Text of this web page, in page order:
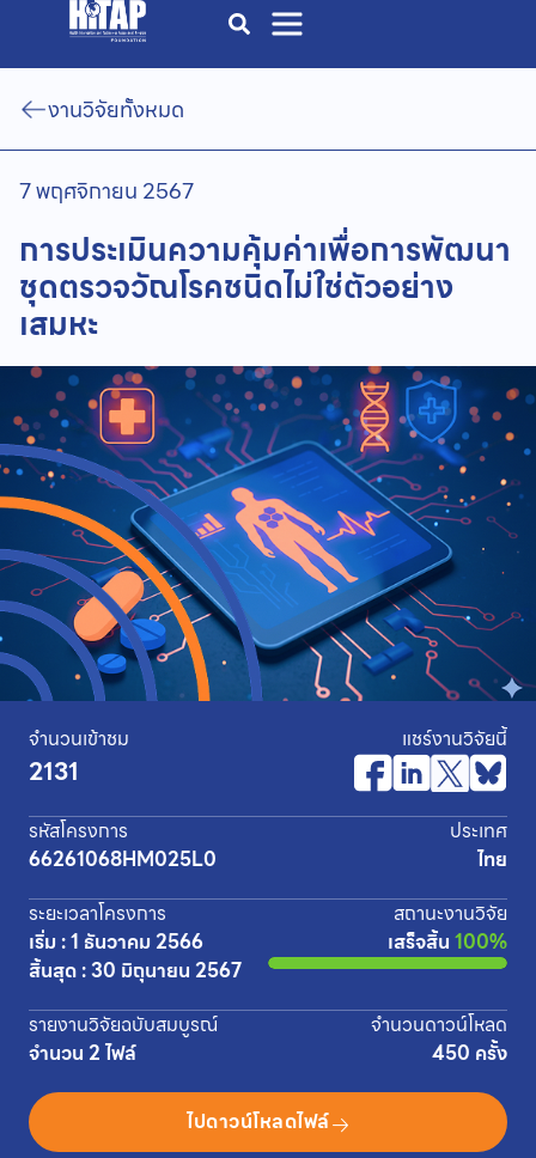
งานวิจัยทั้งหมด
7 พฤศจิกายน 2567
การประเมินความคุ้มค่าเพื่อการพัฒนา
ชุดตรวจวัณโรคชนิดไม่ใช่ตัวอย่าง
เสมหะ
จำนวนเข้าชม
2131
แชร์งานวิจัยนี้
รหัสโครงการ
66261068HM025L0
ประเทศ
ไทย
ระยะเวลาโครงการ
เริ่ม : 1 ธันวาคม 2566
สิ้นสุด : 30 มิถุนายน 2567
สถานะงานวิจัย
เสร็จสิ้น 100%
รายงานวิจัยฉบับสมบูรณ์
จำนวน 2 ไฟล์
จำนวนดาวน์โหลด
450 ครั้ง
ไปดาวน์โหลดไฟล์